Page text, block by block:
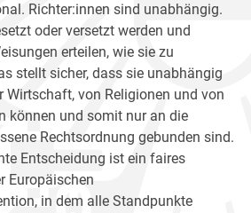
Richter:innen sind unabhängig.
oder versetzt werden und
erteilen, wie sie zu
stellt sicher, dass sie unabhängig
Wirtschaft, von Religionen und von
können und somit nur an die
Rechtsordnung gebunden sind.
Entscheidung ist ein faires
Europäischen
in dem alle Standpunkte